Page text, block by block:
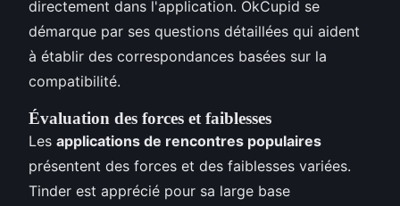
directement dans l'application. OkCupid se
démarque par ses questions détaillées qui aident
à établir des correspondances basées sur la
compatibilité.
Évaluation des forces et faiblesses
Les applications de rencontres populaires
présentent des forces et des faiblesses variées.
Tinder est apprécié pour sa large base